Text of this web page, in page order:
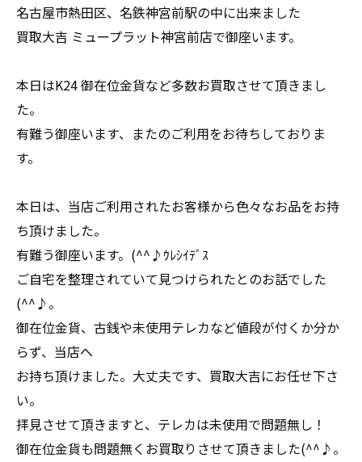
名古屋市熱田区、名鉄神宮前駅の中に出来ました
買取大吉 ミュープラット神宮前店で御座います。
本日はK24 御在位金貨など多数お買取させて頂きまし
た。
有難う御座います、またのご利用をお待ちしておりま
す。
本日は、当店ご利用されたお客様から色々なお品をお持
ち頂けました。
有難う御座います。(^^♪ｳﾚｼｲﾃﾞｽ
ご自宅を整理されていて見つけられたとのお話でした
(^^♪。
御在位金貨、古銭や未使用テレカなど値段が付くか分か
らず、当店へ
お持ち頂けました。大丈夫です、買取大吉にお任せ下さ
い。
拝見させて頂きますと、テレカは未使用で問題無し！
御在位金貨も問題無くお買取りさせて頂きました(^^♪。